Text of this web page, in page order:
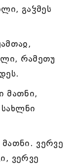
გაჴმეს
რამეთუ
მათნი,
ვერვე
ვერვე